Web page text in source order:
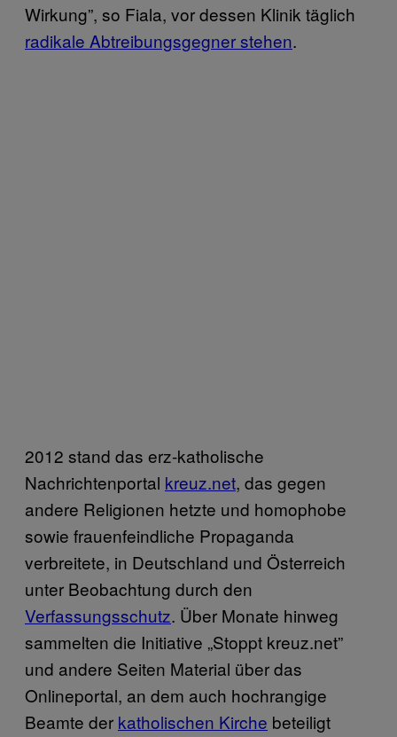
Wirkung”, so Fiala, vor dessen Klinik täglich
radikale Abtreibungsgegner stehen.
2012 stand das erz-katholische
Nachrichtenportal kreuz.net, das gegen
andere Religionen hetzte und homophobe
sowie frauenfeindliche Propaganda
verbreitete, in Deutschland und Österreich
unter Beobachtung durch den
Verfassungsschutz. Über Monate hinweg
sammelten die Initiative „Stoppt kreuz.net”
und andere Seiten Material über das
Onlineportal, an dem auch hochrangige
Beamte der katholischen Kirche beteiligt